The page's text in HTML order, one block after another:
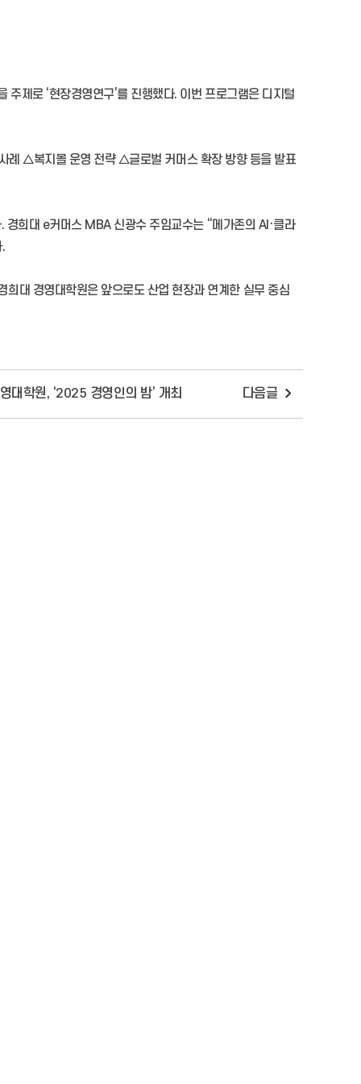
제로 ‘현장경영연구’를 진행했다. 이번 프로그램은 디지털
례 △복지몰 운영 전략 △글로벌 커머스 확장 방향 등을 발표
희대 e커머스 MBA 신광수 주임교수는 “메가존의 AI·클라
희대 경영대학원은 앞으로도 산업 현장과 연계한 실무 중심
다음글
대학원, ‘2025 경영인의 밤’ 개최